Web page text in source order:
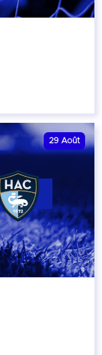
29 Août